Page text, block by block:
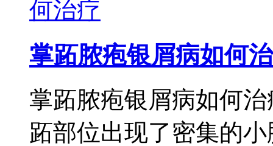
掌跖脓疱银屑病如何治
掌跖脓疱银屑病如何
跖部位出现了密集的